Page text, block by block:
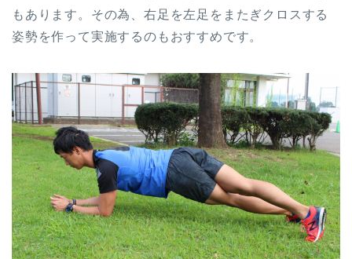
もあります。その為、右足を左足をまたぎクロスする
姿勢を作って実施するのもおすすめです。